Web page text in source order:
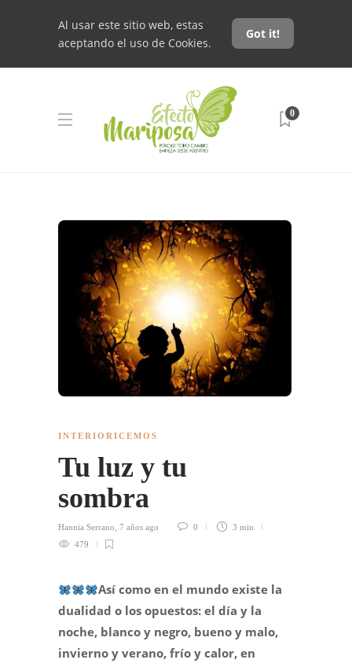
Al usar este sitio web, estas
aceptando el uso de Cookies.
Got it!
0
INTERIORICEMOS
Tu luz y tu
sombra
Hannia Serrano 7 años ago 0
3 min
479
Así como en el mundo existe la
dualidad o los opuestos: el día y la
noche, blanco y negro, bueno y malo,
invierno y verano, frío y calor, en